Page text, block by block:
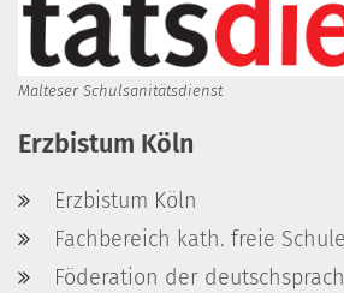
Malteser Schulsanitätsdienst
Erzbistum Köln
Erzbistum Köln
Fachbereich kath. freie
Föderation der